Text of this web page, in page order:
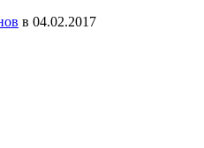
в 04.02.2017